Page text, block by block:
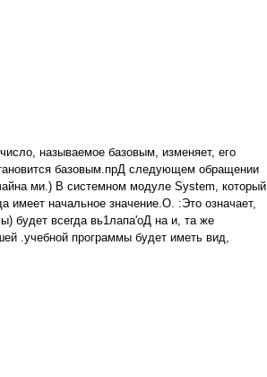
называемое базовым, изменяет, его
базовым.прД следующем обращении
ми.) В системном модуле System, который
имеет начальное значение.О. :Это означает,
будет всегда вь1лапа'оД на и, та же
.учебной программы будет иметь вид,